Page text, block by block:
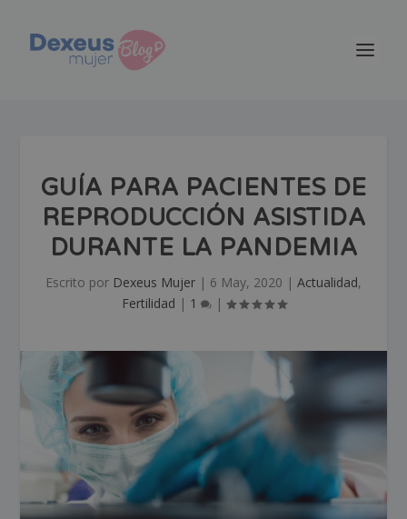
GUÍA PARA PACIENTES DE
REPRODUCCIÓN ASISTIDA
DURANTE LA PANDEMIA
Escrito por Dexeus Mujer | 6 May, 2020 | Actualidad,
Fertilidad | 1 |